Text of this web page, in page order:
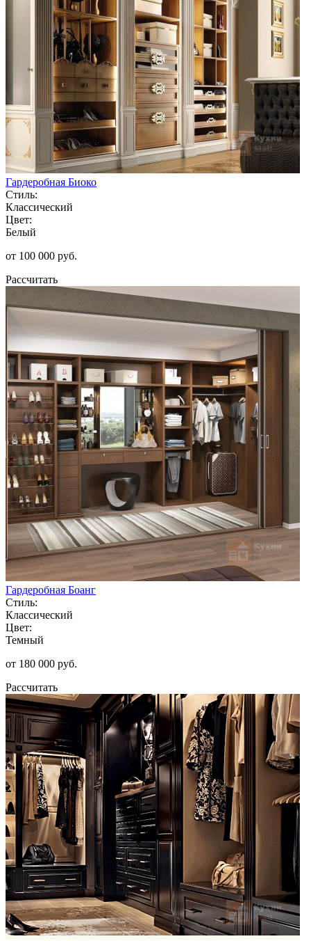
Гардеробная Биоко
Стиль:
Классический
Цвет:
Белый
от 100 000 руб.
Рассчитать
Гардеробная Боанг
Стиль:
Классический
Цвет:
Темный
от 180 000 руб.
Рассчитать